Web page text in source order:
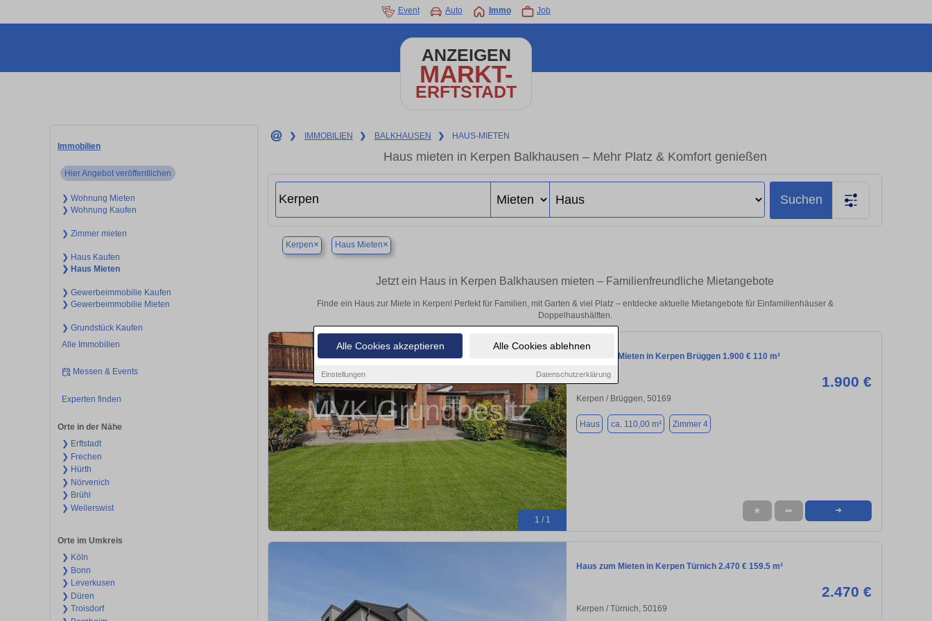
Alle Cookies akzeptieren Alle Cookies ablehnen
Einstellungen Datenschutzerklärung
Event Auto Immo Job
ANZEIGEN
MARKT-
ERFTSTADT
Immobilien
Hier Angebot veröffentlichen
❯ Wohnung Mieten
❯ Wohnung Kaufen
❯ Zimmer mieten
❯ Haus Kaufen
❯ Haus Mieten
❯ Gewerbeimmobilie Kaufen
❯ Gewerbeimmobilie Mieten
❯ Grundstück Kaufen
Alle Immobilien
Messen & Events
Experten finden
Orte in der Nähe
❯ Erftstadt
❯ Frechen
❯ Hürth
❯ Nörvenich
❯ Brühl
❯ Weilerswist
Orte im Umkreis
❯ Köln
❯ Bonn
❯ Leverkusen
❯ Düren
❯ Troisdorf
❯ IMMOBILIEN ❯ BALKHAUSEN ❯ HAUS-MIETEN
Haus mieten in Kerpen Balkhausen – Mehr Platz & Komfort genießen
Suchen
Kerpen× Haus Mieten×
Jetzt ein Haus in Kerpen Balkhausen mieten – Familienfreundliche Mietangebote
Finde ein Haus zur Miete in Kerpen! Perfekt für Familien, mit Garten & viel Platz – entdecke aktuelle Mietangebote für Einfamilienhäuser &
Doppelhaushälften.
1 / 1
Haus zum Mieten in Kerpen Brüggen 1.900 € 110 m²
1.900 €
Kerpen / Brüggen, 50169
Haus ca. 110,00 m² Zimmer 4
★ ➦ ➜
Haus zum Mieten in Kerpen Türnich 2.470 € 159.5 m²
2.470 €
Kerpen / Türnich, 50169